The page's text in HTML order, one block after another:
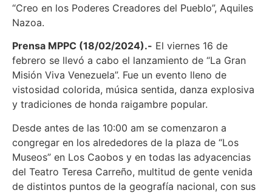
“Creo en los Poderes Creadores del Pueblo”, Aquiles
Nazoa.
Prensa MPPC (18/02/2024).- El viernes 16 de
febrero se llevó a cabo el lanzamiento de “La Gran
Misión Viva Venezuela”. Fue un evento lleno de
vistosidad colorida, música sentida, danza explosiva
y tradiciones de honda raigambre popular.
Desde antes de las 10:00 am se comenzaron a
congregar en los alrededores de la plaza de “Los
Museos” en Los Caobos y en todas las adyacencias
del Teatro Teresa Carreño, multitud de gente venida
de distintos puntos de la geografía nacional, con sus